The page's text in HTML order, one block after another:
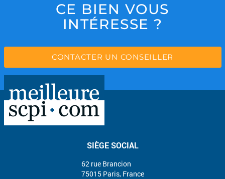
CE BIEN VOUS
INTÉRESSE ?
CONTACTER UN CONSEILLER
SIÈGE SOCIAL
62 rue Brancion
75015 Paris, France